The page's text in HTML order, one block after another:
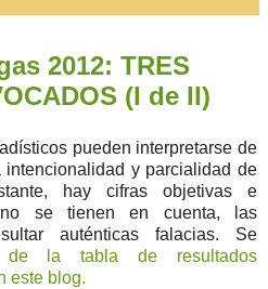
2012: TRES
(I de II)
pueden interpretarse de
intencionalidad y parcialidad de
hay cifras objetivas e
se tienen en cuenta, las
auténticas falacias. Se
de la tabla de resultados
este blog.